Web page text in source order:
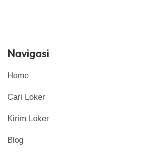
Navigasi
Home
Cari Loker
Kirim Loker
Blog